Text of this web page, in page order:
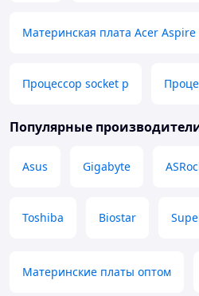
Материнская плата Acer Aspire
Процессор socket p
Популярные
Asus Gigabyte
Toshiba Biostar
Материнские платы оптом